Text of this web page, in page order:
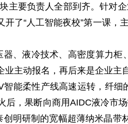
主要负责人全部到齐。针对
了“人工智能夜校”第一课，
液冷技术、高密度算力柜
主动报名，再后来是企业主
能柔性产线高速运转，纤细
后，果断向商用AIDC液冷市
明研制的宽幅超薄纳米晶带